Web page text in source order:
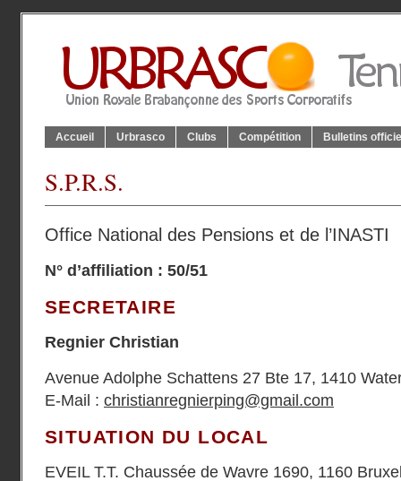
Accueil Urbrasco Clubs Compétition Bulletins
S.P.R.S.
Office National des Pensions et de l’INASTI
N° d’affiliation : 50/51
SECRETAIRE
Regnier Christian
Avenue Adolphe Schattens 27 Bte 17, 1410
E-Mail : christianregnierping@gmail.com
SITUATION DU LOCAL
EVEIL T.T. Chaussée de Wavre 1690, 1160